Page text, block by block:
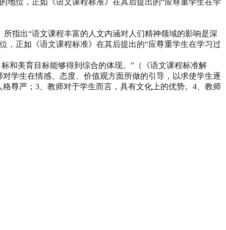
指出“语文课程丰富的人文内涵对人们精神领域的影响是深
，正如《语文课程标准》在其后提出的“应尊重学生在学习过
和美育目标能够得到综合的体现。”（《语文课程标准解
学生在情感、态度、价值观方面所做的引导，以求使学生逐
尊严；3、教师对于学生而言，具有文化上的优势。4、教师